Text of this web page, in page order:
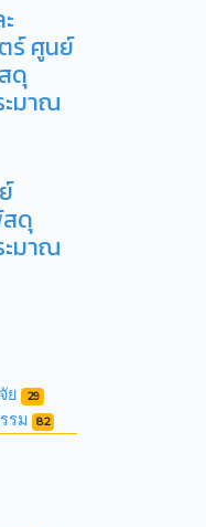
ร์ ศูนย์
ดุ
ะมาณ
ดุ
ะมาณ
ย 29
รม 82